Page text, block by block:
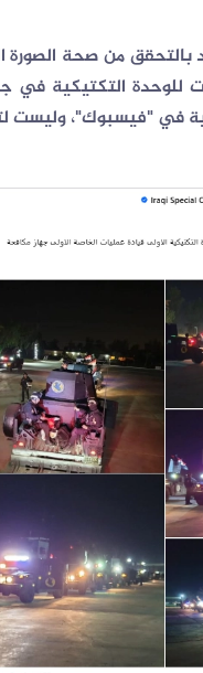
من صحة الصورة
في "فيسبوك"، وليست
وذخائر قديم وليس...